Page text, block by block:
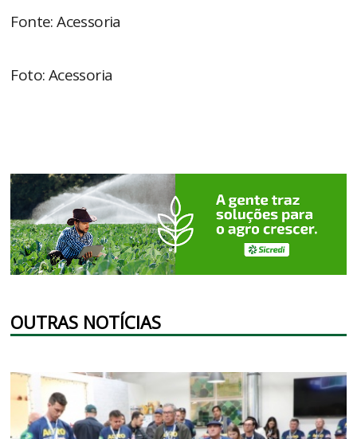
Fonte: Acessoria
Foto: Acessoria
OUTRAS NOTÍCIAS